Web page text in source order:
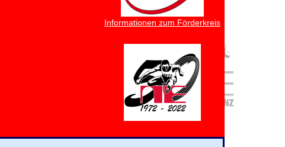
Informationen zum Förderkreis